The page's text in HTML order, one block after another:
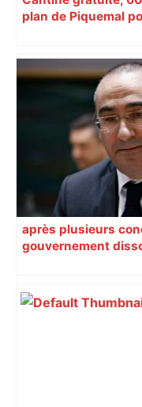
plan de Piquemal
après plusieurs
gouvernement